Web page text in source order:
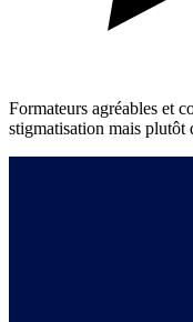
Formateurs agréables et
stigmatisation mais plutôt